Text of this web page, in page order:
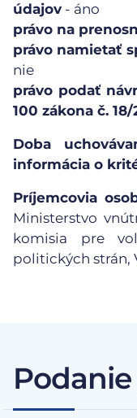
údajov - áno
právo na
právo namietať
nie
právo podať
100 zákona č. 18/
Doba
informácia o
Príjemcovia
Ministerstvo
komisia pre
politických strán,